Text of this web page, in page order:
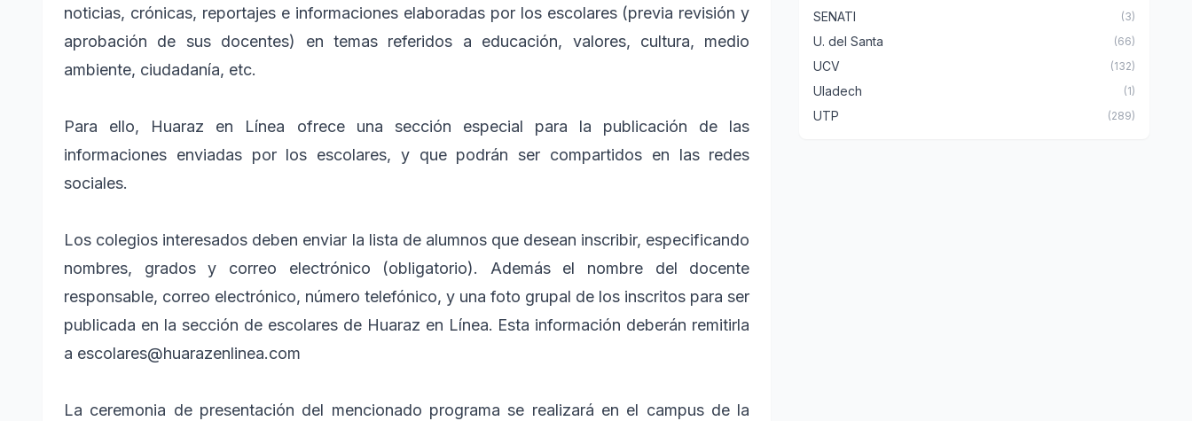
noticias, crónicas, reportajes e informaciones elaboradas por los escolares (previa revisión y
aprobación de sus docentes) en temas referidos a educación, valores, cultura, medio
ambiente, ciudadanía, etc.
Para ello, Huaraz en Línea ofrece una sección especial para la publicación de las
informaciones enviadas por los escolares, y que podrán ser compartidos en las redes
sociales.
Los colegios interesados deben enviar la lista de alumnos que desean inscribir, especificando
nombres, grados y correo electrónico (obligatorio). Además el nombre del docente
responsable, correo electrónico, número telefónico, y una foto grupal de los inscritos para ser
publicada en la sección de escolares de Huaraz en Línea. Esta información deberán remitirla
a escolares@huarazenlinea.com
La ceremonia de presentación del mencionado programa se realizará en el campus de la
SENATI (3)
U. del Santa (66)
UCV (132)
Uladech (1)
UTP (289)